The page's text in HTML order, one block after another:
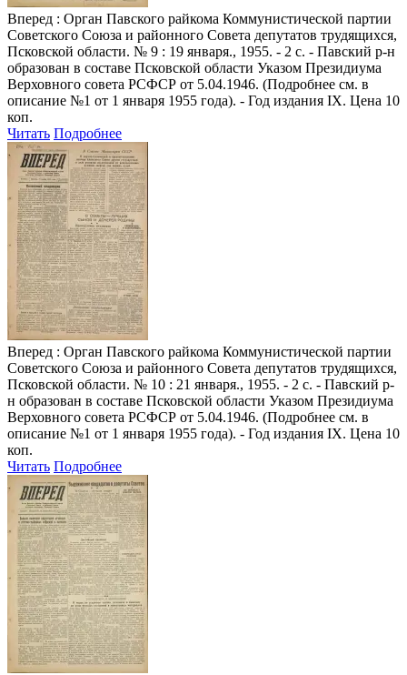
Вперед : Орган Павского райкома Коммунистической партии
Советского Союза и районного Совета депутатов трудящихся,
Псковской области. № 9 : 19 января., 1955. - 2 с. - Павский р-н
образован в составе Псковской области Указом Президиума
Верховного совета РСФСР от 5.04.1946. (Подробнее см. в
описание №1 от 1 января 1955 года). - Год издания IX. Цена 10
коп.
Читать Подробнее
Вперед : Орган Павского райкома Коммунистической партии
Советского Союза и районного Совета депутатов трудящихся,
Псковской области. № 10 : 21 января., 1955. - 2 с. - Павский р-
н образован в составе Псковской области Указом Президиума
Верховного совета РСФСР от 5.04.1946. (Подробнее см. в
описание №1 от 1 января 1955 года). - Год издания IX. Цена 10
коп.
Читать Подробнее